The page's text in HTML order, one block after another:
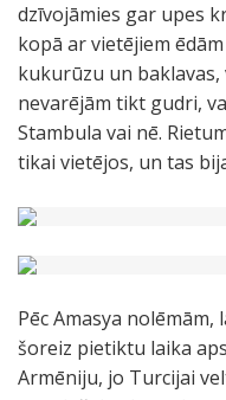
dzīvojāmies gar upes
kopā ar vietējiem
kukurūzu un
nevarējām tikt gudri,
Stambula vai nē.
tikai vietējos, un tas
Pēc Amasya
šoreiz pietiktu laika
Armēniju, jo Turcijai